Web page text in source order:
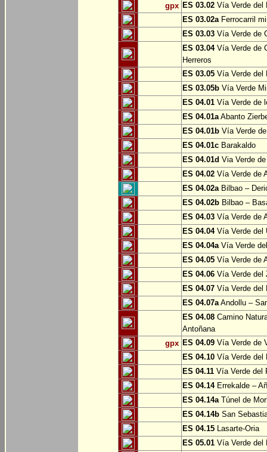
gpx ES 03.02 Vía Verde del
ES 03.02aFerrocarril
ES 03.03 Vía Verde de
ES 03.04Vía Verde de
Herreros
ES 03.05 Vía Verde del
ES 03.05b Vía Verde
ES 04.01 Vía Verde de
ES 04.01aAbanto
ES 04.01b Vía Verde
ES 04.01c Barakaldo
ES 04.01d Via Verde
ES 04.02 Vía Verde de
ES 04.02aBilbao –
ES 04.02b Bilbao –
ES 04.03 Vía Verde de
ES 04.04Vía Verde del
ES 04.04aVía Verde
ES 04.05 Vía Verde de
ES 04.06 Vía Verde del
ES 04.07 Vía Verde del
ES 04.07aAndollu –
ES 04.08 Camino
Antoñana
gpx ES 04.09 Vía Verde de
ES 04.10 Vía Verde del
ES 04.11 Vía Verde del
ES 04.14Errekalde –
ES 04.14aTúnel de
ES 04.14b San
ES 04.15 Lasarte-Oria
ES 05.01 Vía Verde del